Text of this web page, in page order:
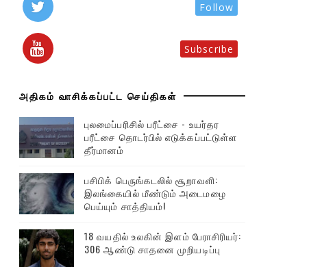
Follow
Subscribe
அதிகம் வாசிக்கப்பட்ட செய்திகள்
புலமைப்பரிசில் பரீட்சை - உயர்தர
பரீட்சை தொடர்பில் எடுக்கப்பட்டுள்ள
தீர்மானம்
பசிபிக் பெருங்கடலில் சூறாவளி:
இலங்கையில் மீண்டும் அடைமழை
பெய்யும் சாத்தியம்!
18 வயதில் உலகின் இளம் பேராசிரியர்:
306 ஆண்டு சாதனை முறியடிப்பு